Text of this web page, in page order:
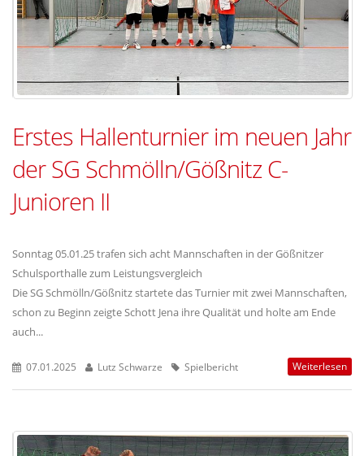
Erstes Hallenturnier im neuen Jahr
der SG Schmölln/Gößnitz C-
Junioren II
Sonntag 05.01.25 trafen sich acht Mannschaften in der Gößnitzer
Schulsporthalle zum Leistungsvergleich
Die SG Schmölln/Gößnitz startete das Turnier mit zwei Mannschaften,
schon zu Beginn zeigte Schott Jena ihre Qualität und holte am Ende
auch...
07.01.2025 Lutz Schwarze Spielbericht Weiterlesen